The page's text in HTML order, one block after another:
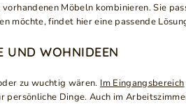
Möbeln kombinieren. Sie
möchte, findet hier eine passende
WOHNIDEEN
zu wuchtig wären. Im Eingangsbereich
Dinge. Auch im